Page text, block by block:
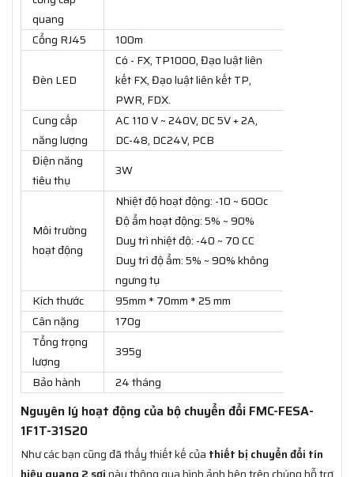
quang
Cổng RJ45 100m
Đèn LED
Có - FX, TP1000, Đạo luật liên
kết FX, Đạo luật liên kết TP,
PWR, FDX.
Cung cấp
năng lượng
AC 110 V ~ 240V, DC 5V + 2A,
DC-48, DC24V, PCB
Điện năng
tiêu thụ
3W
Môi trường
hoạt động
Nhiệt độ hoạt động: -10 ~ 60Oc
Độ ẩm hoạt động: 5% ~ 90%
Duy trì nhiệt độ: -40 ~ 70 CC
Duy trì độ ẩm: 5% ~ 90% không
ngưng tụ
Kích thước
95mm * 70mm * 25 mm
Cân nặng
170g
Tổng trọng
lượng
395g
Bảo hành
24 tháng
Nguyên lý hoạt động của bộ chuyển đổi FMC-FESA-
1F1T-31S20
Như các bạn cũng đã thấy thiết kế của thiết bị chuyển đổi tín